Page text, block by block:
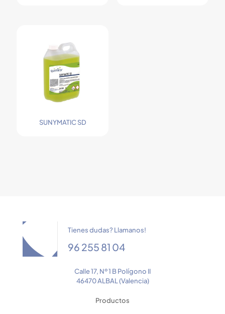
SUNYMATIC SD
Tienes dudas? Llamanos!
96 255 81 04
Calle 17, Nº 1 B Polígono II
46470 ALBAL (Valencia)
Productos